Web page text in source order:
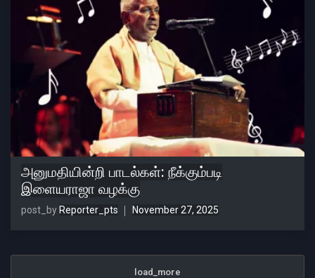
அனுமதியின்றி பாடல்கள்: நீக்கும்படி
இளையராஜா வழக்கு
post_by Reporter_pts November 27, 2025
load_more